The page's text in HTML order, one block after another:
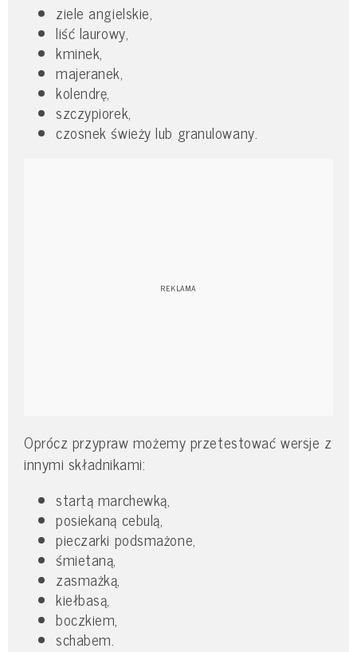
ziele angielskie,
liść laurowy,
kminek,
majeranek,
kolendrę,
szczypiorek,
czosnek świeży lub granulowany.
Oprócz przypraw możemy przetestować wersje z
innymi składnikami:
startą marchewką,
posiekaną cebulą,
pieczarki podsmażone,
śmietaną,
zasmażką,
kiełbasą,
boczkiem,
schabem.